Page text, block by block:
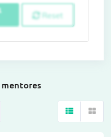
Reset
mentores